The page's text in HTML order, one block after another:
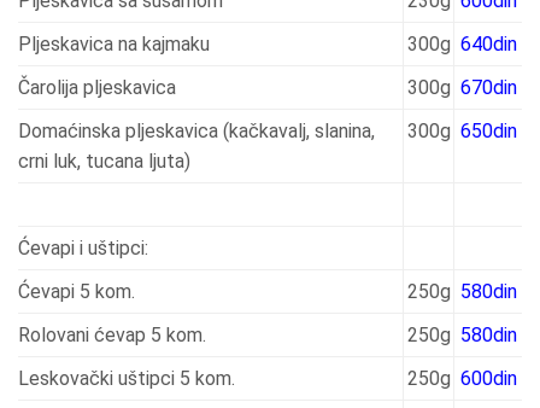
Pljeskavica na kajmaku
300g 640din
Čarolija pljeskavica
300g 670din
Domaćinska pljeskavica (kačkavalj, slanina,
crni luk, tucana ljuta)
300g 650din
Ćevapi i uštipci:
Ćevapi 5 kom.
250g 580din
Rolovani ćevap 5 kom.
250g 580din
Leskovački uštipci 5 kom.
250g 600din